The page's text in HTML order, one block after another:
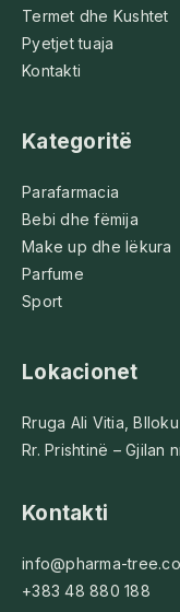
Termet dhe Kushtet
Pyetjet tuaja
Kontakti
Kategoritë
Parafarmacia
Bebi dhe fëmija
Make up dhe lëkura
Parfume
Sport
Lokacionet
Rruga Ali Vitia,
Rr. Prishtinë – Gjilan
Kontakti
info@pharma-
+383 48 880 188